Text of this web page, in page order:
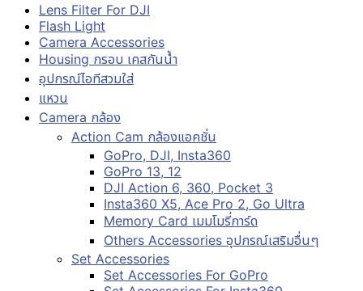
Lens Filter For DJI
Flash Light
Camera Accessories
Housing กรอบ เคสกันน้ำ
อุปกรณ์ไอทีสวมใส่
แหวน
Camera กล้อง
Action Cam กล้องแอคชั่น
GoPro, DJI, Insta360
GoPro 13, 12
DJI Action 6, 360, Pocket 3
Insta360 X5, Ace Pro 2, Go Ultra
Memory Card เมมโมรี่การ์ด
Others Accessories อุปกรณ์เสริมอื่นๆ
Set Accessories
Set Accessories For GoPro